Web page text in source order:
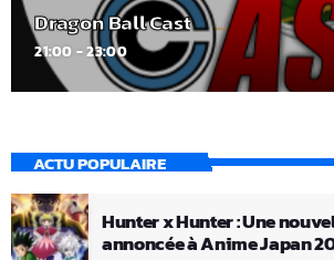
Dragon Ball Cast
21:00 - 23:00
ACTU POPULAIRE
Hunter x Hunter : Une
annoncée à Anime Japan